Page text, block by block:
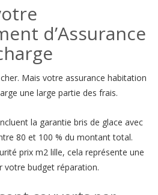
d’Assurance
Mais votre assurance habitation
une large partie des frais.
la garantie bris de glace avec
80 et 100 % du montant total.
prix m2 lille, cela représente une
votre budget réparation.